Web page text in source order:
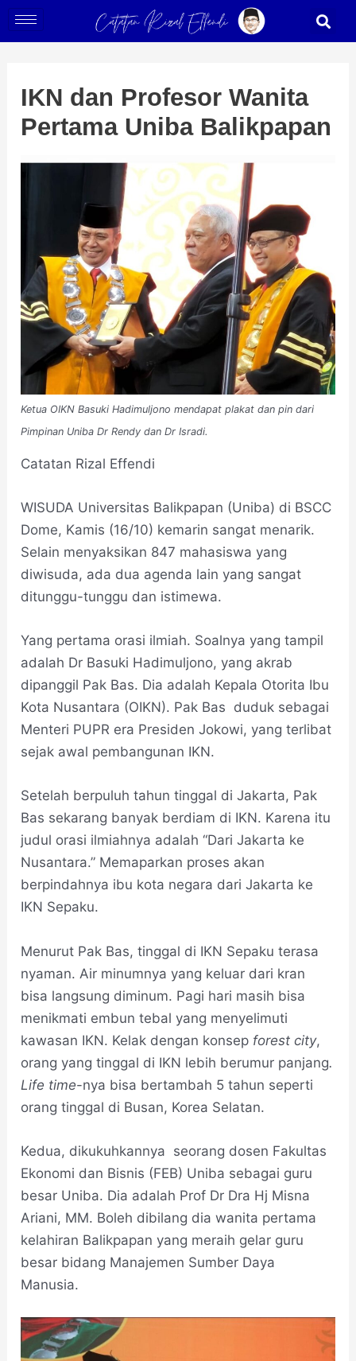
Skip
to
IKN dan Profesor Wanita
Pertama Uniba Balikpapan
Ketua OIKN Basuki Hadimuljono mendapat plakat dan pin dari
Pimpinan Uniba Dr Rendy dan Dr Isradi.
Catatan Rizal Effendi
WISUDA Universitas Balikpapan (Uniba) di BSCC
Dome, Kamis (16/10) kemarin sangat menarik.
Selain menyaksikan 847 mahasiswa yang
diwisuda, ada dua agenda lain yang sangat
ditunggu-tunggu dan istimewa.
Yang pertama orasi ilmiah. Soalnya yang tampil
adalah Dr Basuki Hadimuljono, yang akrab
dipanggil Pak Bas. Dia adalah Kepala Otorita Ibu
Kota Nusantara (OIKN). Pak Bas duduk sebagai
Menteri PUPR era Presiden Jokowi, yang terlibat
sejak awal pembangunan IKN.
Setelah berpuluh tahun tinggal di Jakarta, Pak
Bas sekarang banyak berdiam di IKN. Karena itu
judul orasi ilmiahnya adalah “Dari Jakarta ke
Nusantara.” Memaparkan proses akan
berpindahnya ibu kota negara dari Jakarta ke
IKN Sepaku.
Menurut Pak Bas, tinggal di IKN Sepaku terasa
nyaman. Air minumnya yang keluar dari kran
bisa langsung diminum. Pagi hari masih bisa
menikmati embun tebal yang menyelimuti
kawasan IKN. Kelak dengan konsep forest city,
orang yang tinggal di IKN lebih berumur panjang.
Life time-nya bisa bertambah 5 tahun seperti
orang tinggal di Busan, Korea Selatan.
Kedua, dikukuhkannya seorang dosen Fakultas
Ekonomi dan Bisnis (FEB) Uniba sebagai guru
besar Uniba. Dia adalah Prof Dr Dra Hj Misna
Ariani, MM. Boleh dibilang dia wanita pertama
kelahiran Balikpapan yang meraih gelar guru
besar bidang Manajemen Sumber Daya
Manusia.
Post
navigation